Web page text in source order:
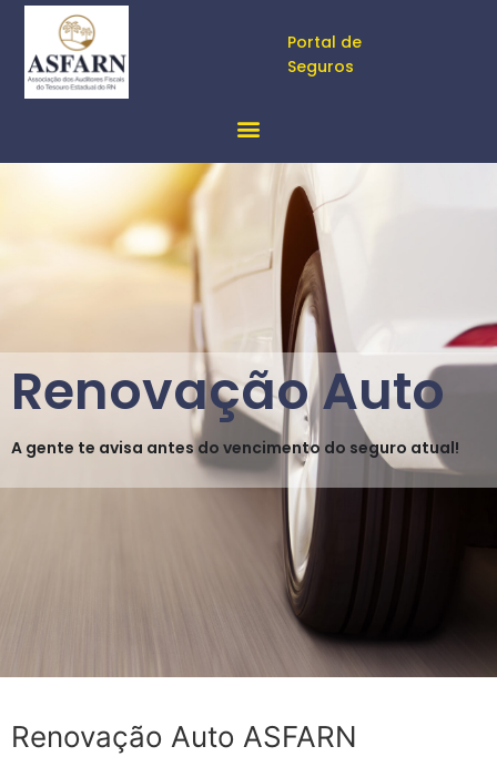
Portal de
Seguros
Renovação Auto
A gente te avisa antes do vencimento do seguro atual!
Renovação Auto ASFARN